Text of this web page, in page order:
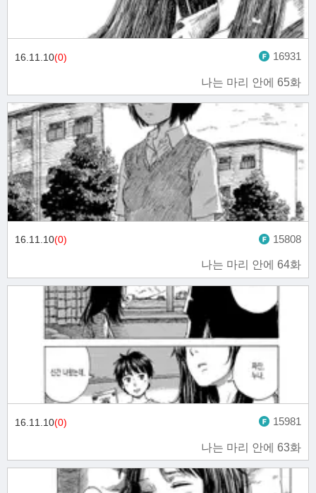
나는 마리 안에 65화
16.11.10(0) 16931
나는 마리 안에 64화
16.11.10(0) 15808
나는 마리 안에 63화
16.11.10(0) 15981